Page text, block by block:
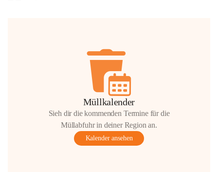
Müllkalender
Sieh dir die kommenden Termine für die
Müllabfuhr in deiner Region an.
Kalender ansehen